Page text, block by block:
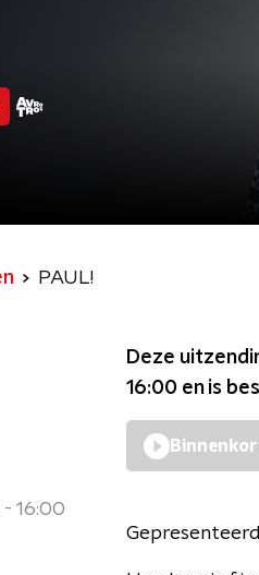
PAUL!
16:00
Deze
16:00 en is